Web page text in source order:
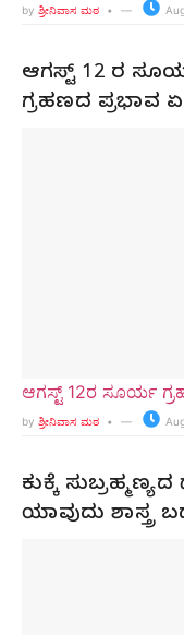
by ಶ್ರೀನಿವಾಸ ಮಠ
ಆಗಸ್ಟ್ 12 ರ
ಗ್ರಹಣದ ಪ್ರಭಾವ
ಆಗಸ್ಟ್ 12ರ ಸೂರ್ಯ
by ಶ್ರೀನಿವಾಸ ಮಠ
ಕುಕ್ಕೆ
ಯಾವುದು ಶಾಸ್ತ್ರ